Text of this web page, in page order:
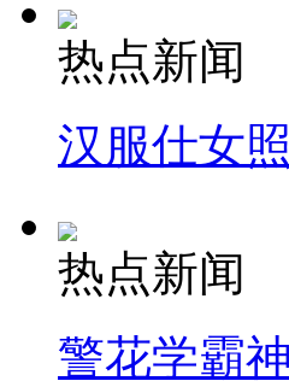
热点新闻
汉服仕女
热点新闻
警花学霸